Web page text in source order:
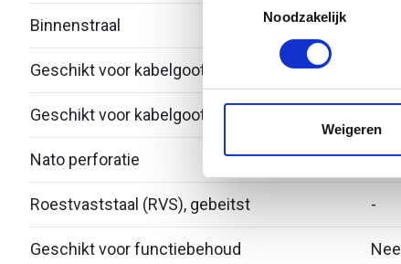
Lees meer over hoe uw
toestemming op elk
websiteverkeer te
media, adverteren en
Noodzakelijk
Weigeren
Binnenstraal
Geschikt voor kabelgootbreedte
Geschikt voor kabelgoothoogte
Nato perforatie Nee
Roestvaststaal (RVS), gebeitst -
Geschikt voor functiebehoud Nee